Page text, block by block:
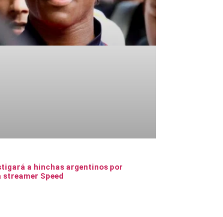
a hinchas argentinos por
streamer Speed